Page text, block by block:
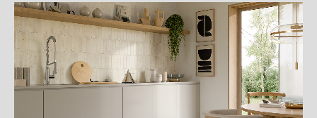
詳
細
介
紹